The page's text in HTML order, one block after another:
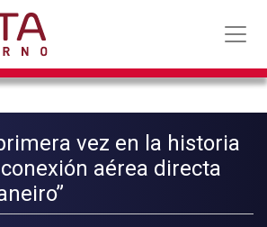
vez en la historia
aérea directa